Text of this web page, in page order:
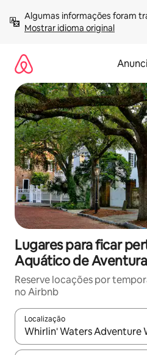
para
Mostrar idioma original
Lugares para ficar
Aquático de
Reserve locações por
no Airbnb
Localização
Quando os resultados